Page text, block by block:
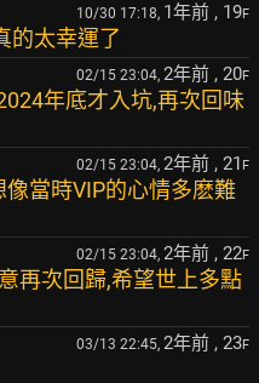
10/30 17:18, 1年前 , 19F
的太幸運了
02/15 23:04, 2年前 , 20F
年底才入坑,再次回味
02/15 23:04, 2年前 , 21 F
當時VIP的心情多麽難
02/15 23:04, 2年前 , 22F
再次回歸,希望世上多點
03/13 22:45, 2年前 , 23F